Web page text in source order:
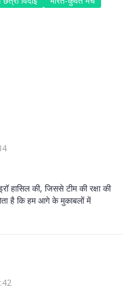
हासिल की, जिससे टीम की रक्षा की
है कि हम आगे के मुकाबलों में